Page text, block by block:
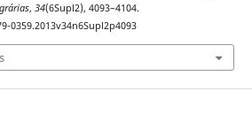
, 34(6Supl2), 4093–4104.